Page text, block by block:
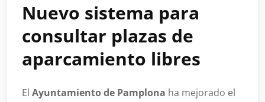
Nuevo sistema para
consultar plazas de
aparcamiento libres
El Ayuntamiento de Pamplona ha mejorado el